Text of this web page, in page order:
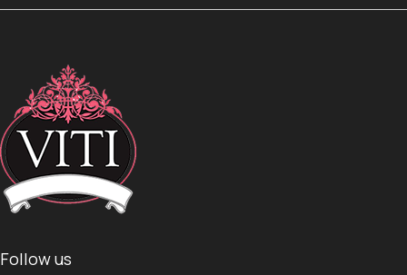
Follow us